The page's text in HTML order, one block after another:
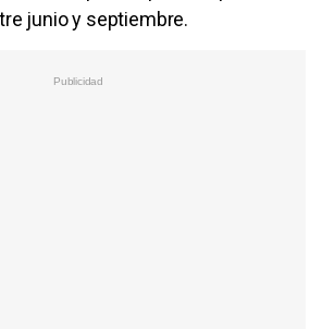
junio y septiembre.